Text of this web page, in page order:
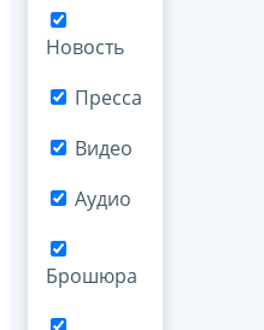
Новость
Пресса
Видео
Аудио
Брошюра